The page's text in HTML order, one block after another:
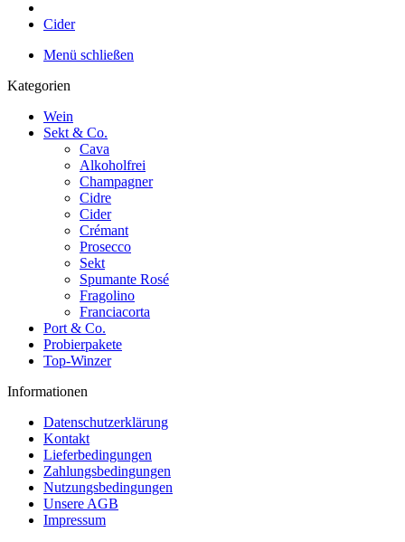
Cider
Menü schließen
Kategorien
Wein
Sekt & Co.
Cava
Alkoholfrei
Champagner
Cidre
Cider
Crémant
Prosecco
Sekt
Spumante Rosé
Fragolino
Franciacorta
Port & Co.
Probierpakete
Top-Winzer
Informationen
Datenschutzerklärung
Kontakt
Lieferbedingungen
Zahlungsbedingungen
Nutzungsbedingungen
Unsere AGB
Impressum